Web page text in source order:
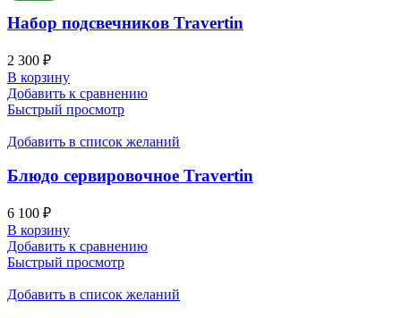
Набор подсвечников Travertin
2 300 ₽
В корзину
Добавить к сравнению
Быстрый просмотр
Добавить в список желаний
Блюдо сервировочное Travertin
6 100 ₽
В корзину
Добавить к сравнению
Быстрый просмотр
Добавить в список желаний